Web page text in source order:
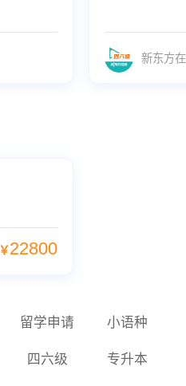
新东方
￥22800
留学申请 小语种
四六级 专升本